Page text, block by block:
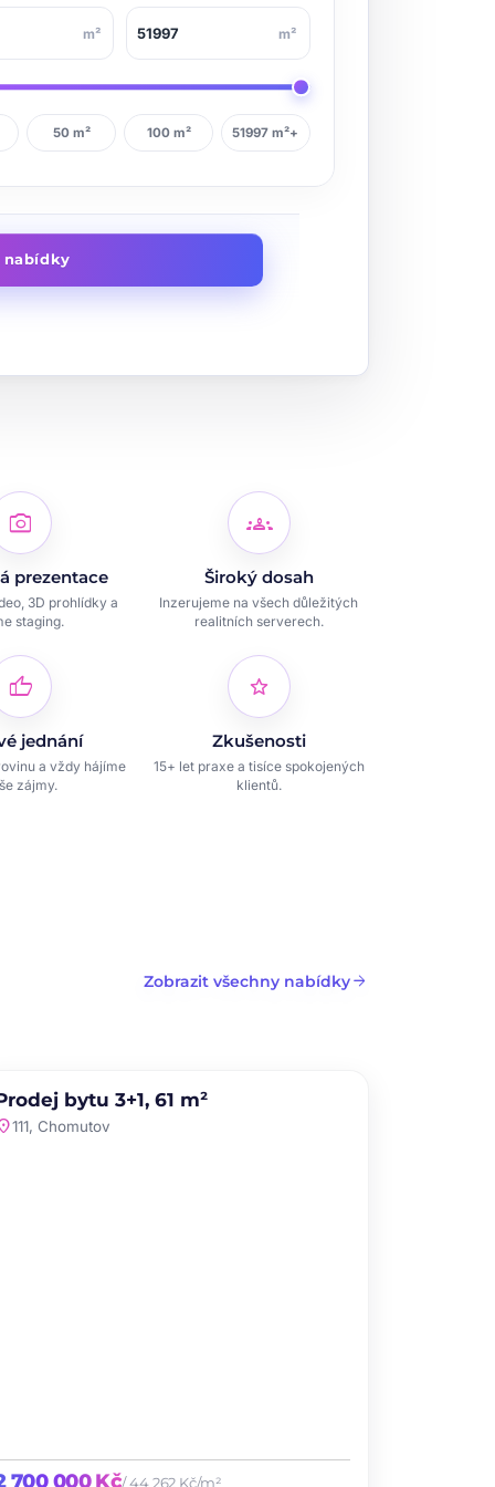
m² m²
50 m² 100 m² 51997 m²+
nabídky
photo_camera
prezentace
3D prohlídky a
staging.
groups
Široký dosah
Inzerujeme na všech důležitých
realitních serverech.
thumb_up
jednání
a vždy hájíme
zájmy.
star
Zkušenosti
15+ let praxe a tisíce spokojených
klientů.
Zobrazit všechny nabídkyarrow_forward
NOVINKA
bytu 3+1, 61 m²
111, Chomutov
700 000 Kč/ 44 262 Kč/m²